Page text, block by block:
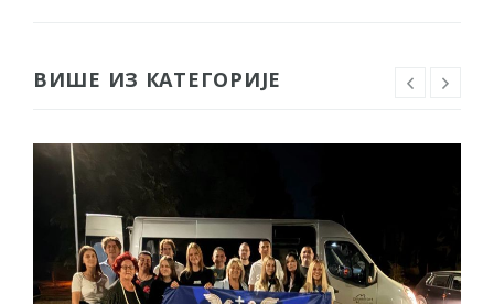
ВИШЕ ИЗ КАТЕГОРИЈЕ